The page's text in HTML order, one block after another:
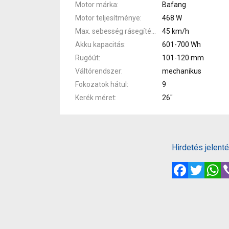
Motor márka
Bafang
Motor teljesítménye
468 W
45 km/h
Akku kapacitás
601-700 Wh
Rugóút
101-120 mm
Váltórendszer
mechanikus
Fokozatok hátul
9
Kerék méret
26"
Hirdetés
FacebookTwitter